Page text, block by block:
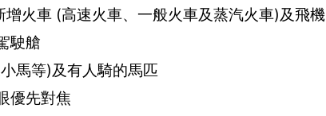
火車 (高速火車、一般火車及蒸汽火車)及飛
駛艙
馬等)及有人騎的馬匹
優先對焦